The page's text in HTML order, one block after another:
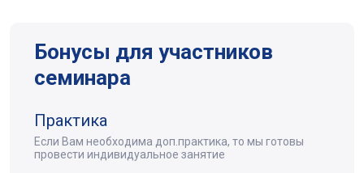
Бонусы для участников
семинара
Практика
Если Вам необходима доп.практика, то мы готовы
провести индивидуальное занятие